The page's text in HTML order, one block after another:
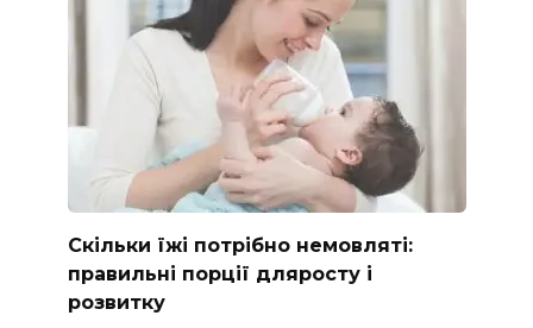
Скільки їжі потрібно немовляті:
правильні порції дляросту і
розвитку